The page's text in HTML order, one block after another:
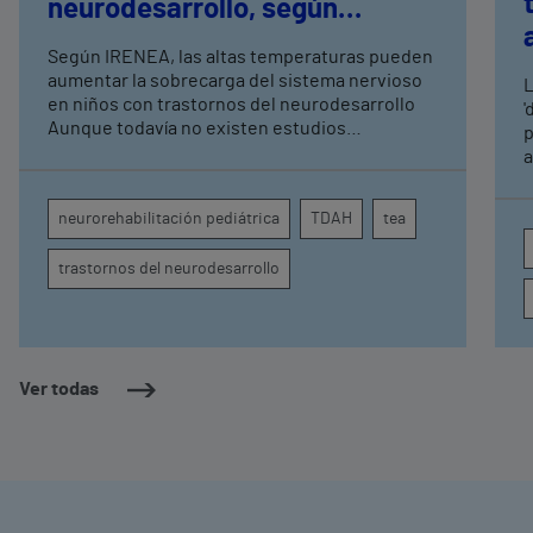
Ver todas
neurodesarrollo, según
neurorrehabilitación
pediátrica de Vithas
Según IRENEA, las altas temperaturas pueden
aumentar la sobrecarga del sistema nervioso
en niños con trastornos del neurodesarrollo
Aunque todavía no existen estudios
atención, la regulación emocional y la
conducta
neurorehabilitación pediátrica TDAH tea
trastornos del neurodesarrollo